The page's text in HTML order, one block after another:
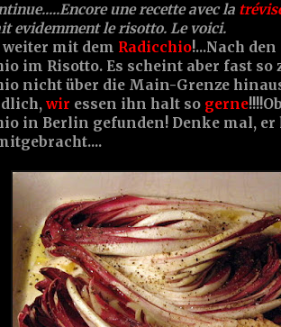
une recette avec la
evidemment le risotto. Le voici.
weiter mit dem Radicchio!...Nach den
im Risotto. Es scheint aber fast so
nicht über die Main-Grenze
wir essen ihn halt so gerne
in Berlin gefunden! Denke mal, er